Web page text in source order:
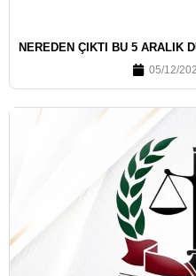
NEREDEN ÇIKTI BU 5 ARALIK
05/12/